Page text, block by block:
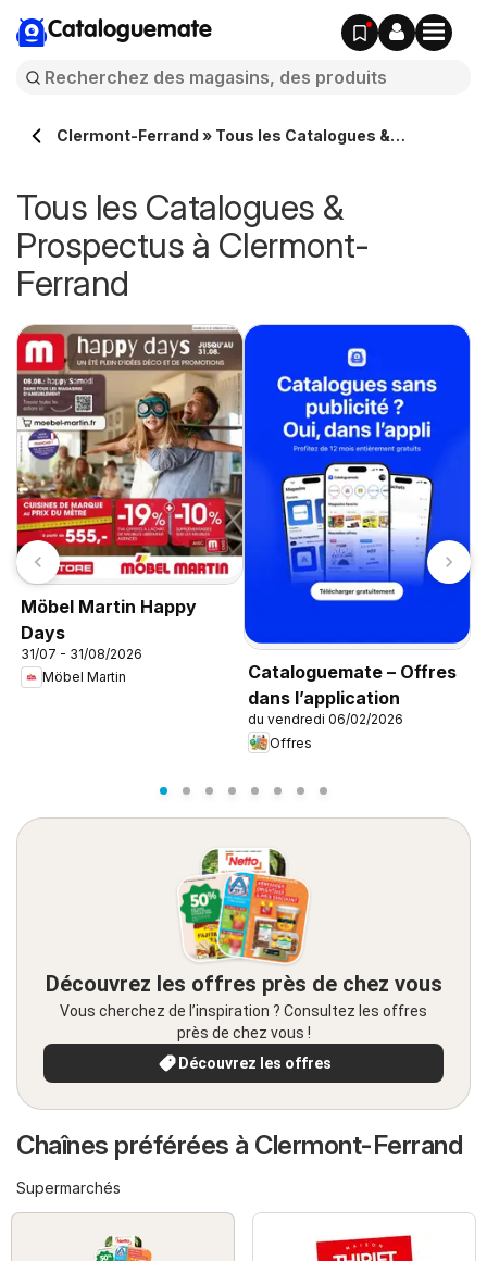
Cataloguemate
Clermont-Ferrand » Tous les Catalogues &
Tous les Catalogues &
Prospectus à Clermont-
Ferrand
Möbel Martin Happy
Days
31/07 - 31/08/2026
Möbel Martin
Cataloguemate – Offres
dans l’application
du vendredi 06/02/2026
Offres
Découvrez les offres près de chez vous
Vous cherchez de l’inspiration ? Consultez les offres
près de chez vous !
Découvrez les offres
Chaînes préférées à Clermont-Ferrand
Supermarchés